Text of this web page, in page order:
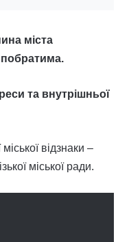
міста
побратима.
та внутрішньої
відзнаки –
міської ради.